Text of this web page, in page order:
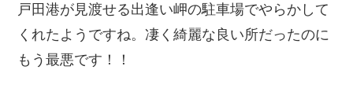
戸田港が見渡せる出逢い岬の駐車場でやらかして
くれたようですね。凄く綺麗な良い所だったのに
もう最悪です！！